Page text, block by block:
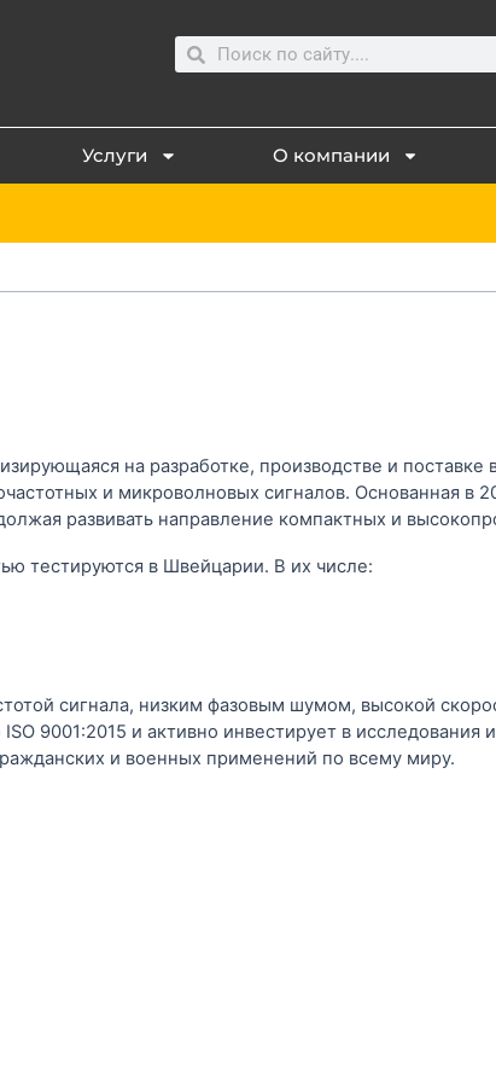
SearchSearch
Услуги О компании
на разработке, производстве и
и микроволновых сигналов. Основанная в
развивать направление компактных и
тестируются в Швейцарии. В их числе:
сигнала, низким фазовым шумом, высокой
9001:2015 и активно инвестирует в исследования
и военных применений по всему миру.